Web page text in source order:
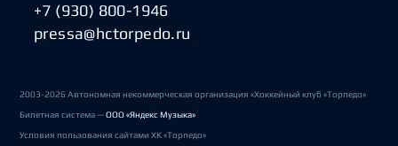
+7 (930) 800-1946
pressa@hctorpedo.ru
2003-2026 Автономная некоммерческая организация «Хоккейный клуб «Торпедо»
Билетная система —ООО «Яндекс Музыка»
Условия пользования сайтами ХК «Торпедо»